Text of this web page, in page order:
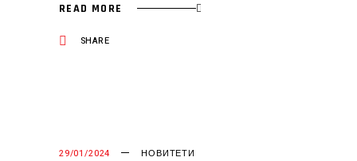
READ MORE
SHARE
29/01/2024 НОВИТЕТИ